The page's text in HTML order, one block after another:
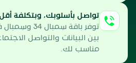
تواصل بأسلوبك، وبتكلفة أقل
بين البيانات والتواصل
مناسب لك.